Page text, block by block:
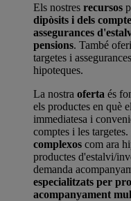
Els nostres recursos
dipòsits i dels
assegurances
pensions. També
targetes i
hipoteques.
La nostra oferta és
els productes en què
immediatesa i
comptes i les
complexos com ara
productes d'estalvi/
demanda
especialitzats per
acompanyament